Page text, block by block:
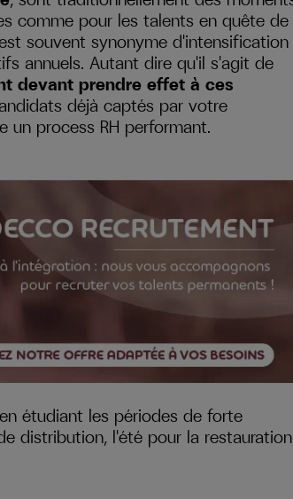
comme pour les talents en quête de
souvent synonyme d'intensification
annuels. Autant dire qu'il s'agit de
devant prendre effet à ces
déjà captés par votre
process RH performant.
étudiant les périodes de forte
distribution, l'été pour la